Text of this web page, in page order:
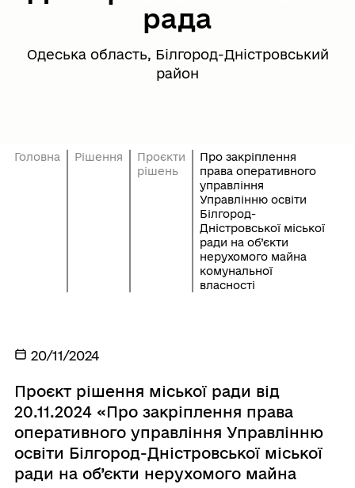
рада
Одеська область, Білгород-Дністровський
район
Головна Рішення
Проєкти
рішень
Про закріплення
права оперативного
управління
Управлінню освіти
Білгород-
Дністровської міської
ради на об’єкти
нерухомого майна
комунальної
власності
20/11/2024
Проєкт рішення міської ради від
20.11.2024 «Про закріплення права
оперативного управління Управлінню
освіти Білгород-Дністровської міської
ради на об’єкти нерухомого майна